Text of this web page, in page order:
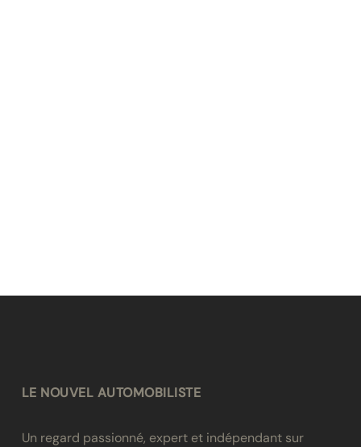
LE NOUVEL AUTOMOBILISTE
Un regard passionné, expert et indépendant sur